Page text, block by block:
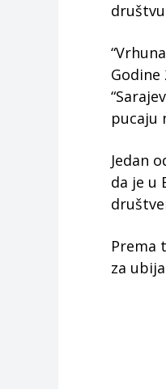
pucaju
Jedan
da je u
Prema
za